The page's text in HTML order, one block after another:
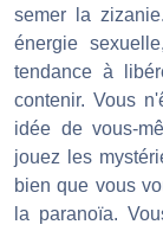
semer la
énergie
tendance à
contenir. Vous
idée de vous-
jouez les
bien que vous
la paranoïa.